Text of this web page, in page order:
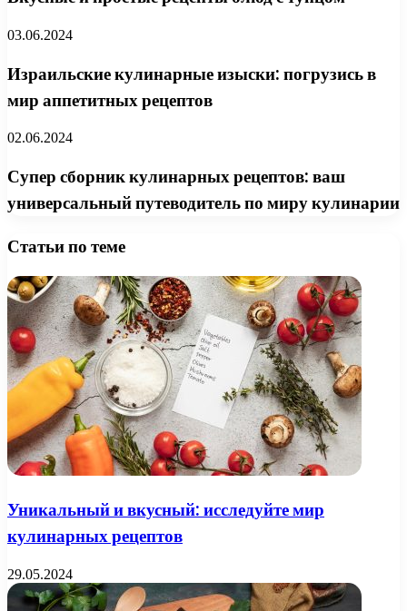
03.06.2024
Израильские кулинарные изыски: погрузись в
мир аппетитных рецептов
02.06.2024
Супер сборник кулинарных рецептов: ваш
универсальный путеводитель по миру кулинарии
Статьи по теме
Уникальный и вкусный: исследуйте мир
кулинарных рецептов
29.05.2024